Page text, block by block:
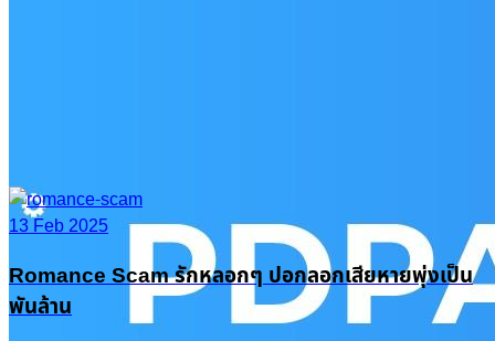
13 Feb 2025
Romance Scam รักหลอกๆ ปอกลอกเสียหายพุ่งเป็น
พันล้าน